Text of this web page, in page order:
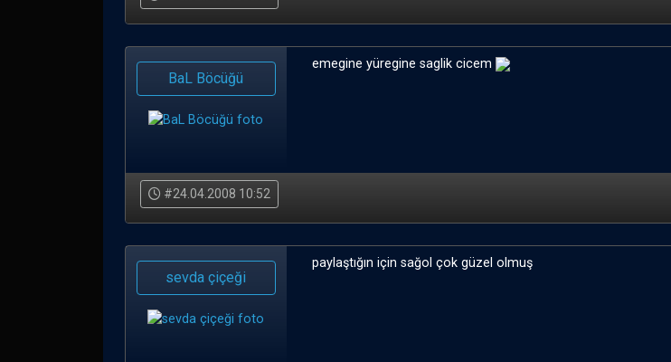
BaL Böcüğü
emegine yüregine saglik cicem
#24.04.2008 10:52
sevda çiçeği
paylaştığın için sağol çok güzel olmuş